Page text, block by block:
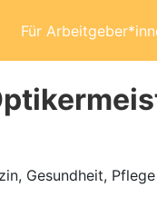
Für
Gesundheit, Pflege